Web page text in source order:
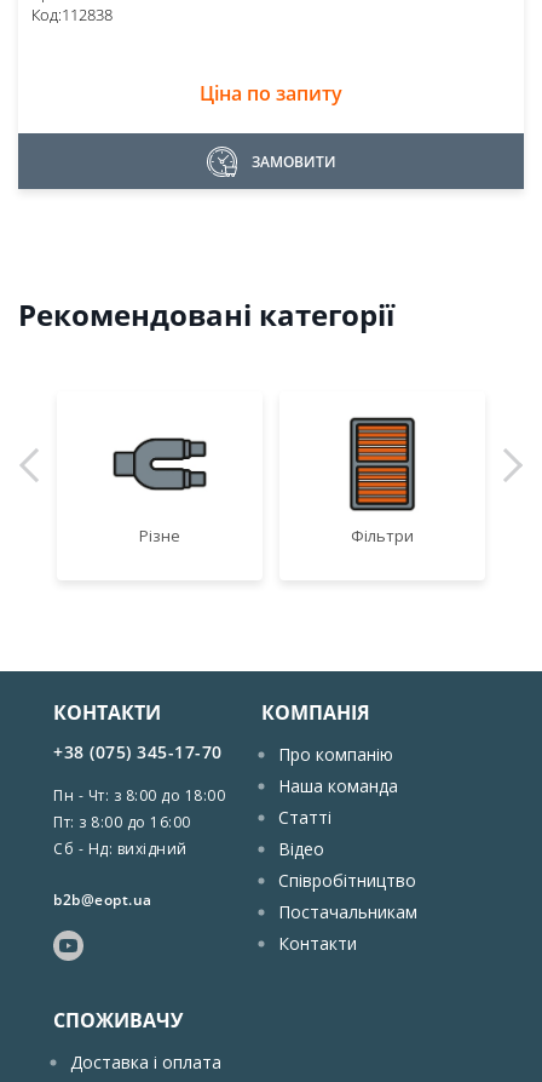
Код:112838
Ціна по запиту
ЗАМОВИТИ
Рекомендовані категорії
Різне Фільтри
КОНТАКТИ
+38 (075) 345-17-70
Пн - Чт: з 8:00 до 18:00
Пт: з 8:00 до 16:00
Сб - Нд: вихідний
b2b@eopt.ua
КОМПАНІЯ
Про компанію
Наша команда
Статті
Відео
Співробітництво
Постачальникам
Контакти
СПОЖИВАЧУ
Доставка і оплата